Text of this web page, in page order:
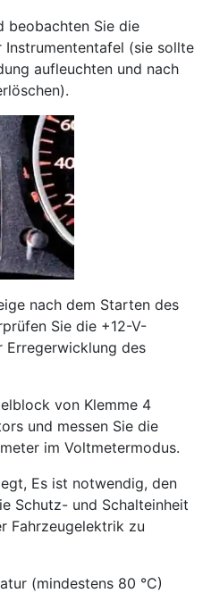
beobachten Sie die
Instrumententafel (sie sollte
aufleuchten und nach
nach dem Starten des
Sie die +12-V-
Erregerwicklung des
von Klemme 4
und messen Sie die
im Voltmetermodus.
Es ist notwendig, den
Schutz- und Schalteinheit
Fahrzeugelektrik zu
(mindestens 80 °C)